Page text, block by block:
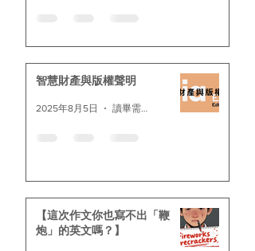
智慧財產與版權聲明
2025年8月5日
【這次作文你也寫不出「鞭
炮」的英文嗎？】